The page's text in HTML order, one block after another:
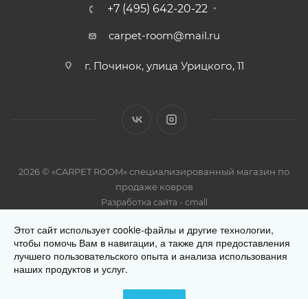
+7 (495) 642-20-22
carpet-room@mail.ru
г. Починок, улица Урицкого, 11
2026 © «CARPET ROOM» специализированный магазин по
продаже ковров
Разработка сайта - cmall
Этот сайт использует cookie-файлы и другие технологии,
чтобы помочь Вам в навигации, а также для предоставления
лучшего пользовательского опыта и анализа использования
наших продуктов и услуг.